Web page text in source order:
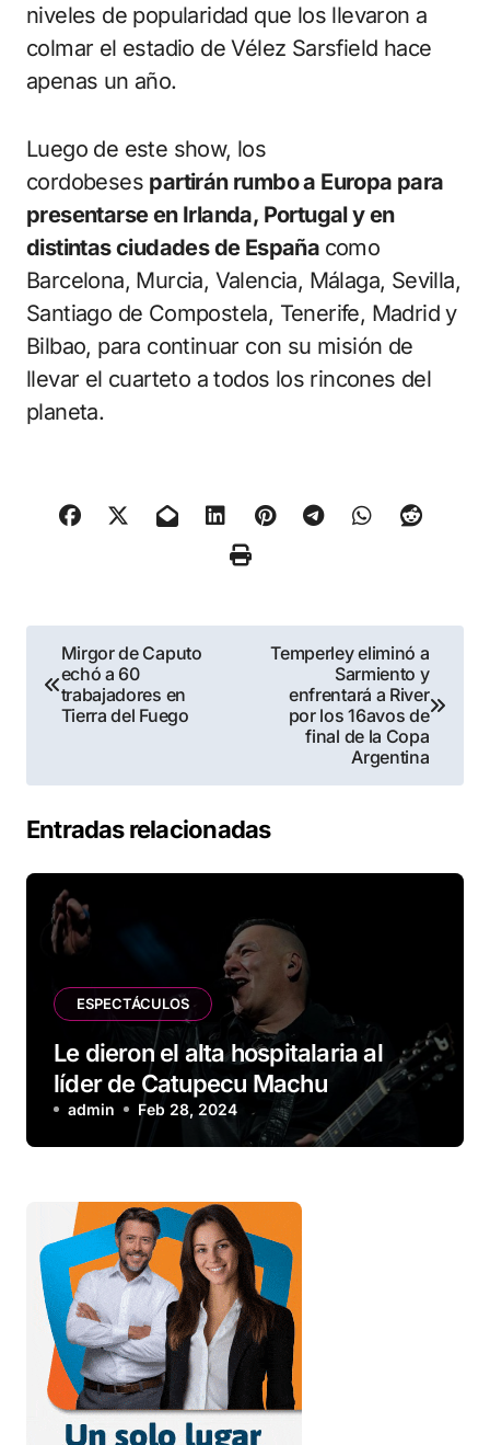
niveles de popularidad que los llevaron a
colmar el estadio de Vélez Sarsfield hace
apenas un año.
Luego de este show, los
cordobeses partirán rumbo a Europa para
presentarse en Irlanda, Portugal y en
distintas ciudades de España como
Barcelona, Murcia, Valencia, Málaga, Sevilla,
Santiago de Compostela, Tenerife, Madrid y
Bilbao, para continuar con su misión de
llevar el cuarteto a todos los rincones del
planeta.
Navegación
de
Mirgor de Caputo
echó a 60
trabajadores en
Tierra del Fuego
Temperley eliminó a
Sarmiento y
enfrentará a River
por los 16avos de
final de la Copa
Argentina
Entradas relacionadas
ESPECTÁCULOS
Le dieron el alta hospitalaria al
líder de Catupecu Machu
admin Feb 28, 2024